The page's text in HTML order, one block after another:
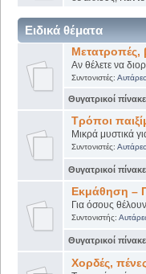
Ειδικά θέματα
Μετατροπές,
Αν θέλετε να
Συντονιστές:
Θυγατρικοί
Τρόποι
Μικρά μυστικά
Συντονιστές:
Θυγατρικοί
Εκμάθηση –
Για όσους
Συντονιστής:
Θυγατρικοί
Χορδές,